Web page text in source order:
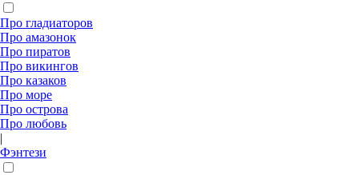
Про гладиаторов
Про амазонок
Про пиратов
Про викингов
Про казаков
Про море
Про острова
Про любовь
|
Фэнтези